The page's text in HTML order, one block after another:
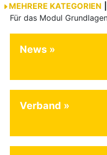
MEHRERE KATEGORIEN
News
Verband